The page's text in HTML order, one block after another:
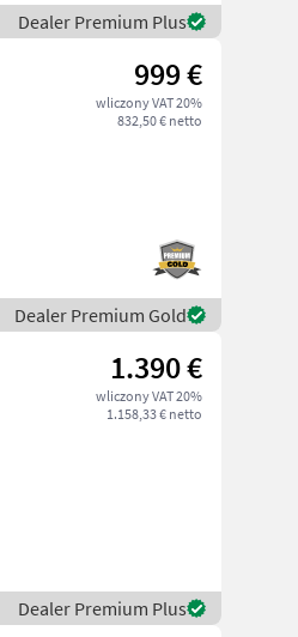
Dealer Premium Plus
999 €
wliczony VAT 20%
832,50 € netto
Dealer Premium Gold
1.390 €
wliczony VAT 20%
1.158,33 € netto
Dealer Premium Plus